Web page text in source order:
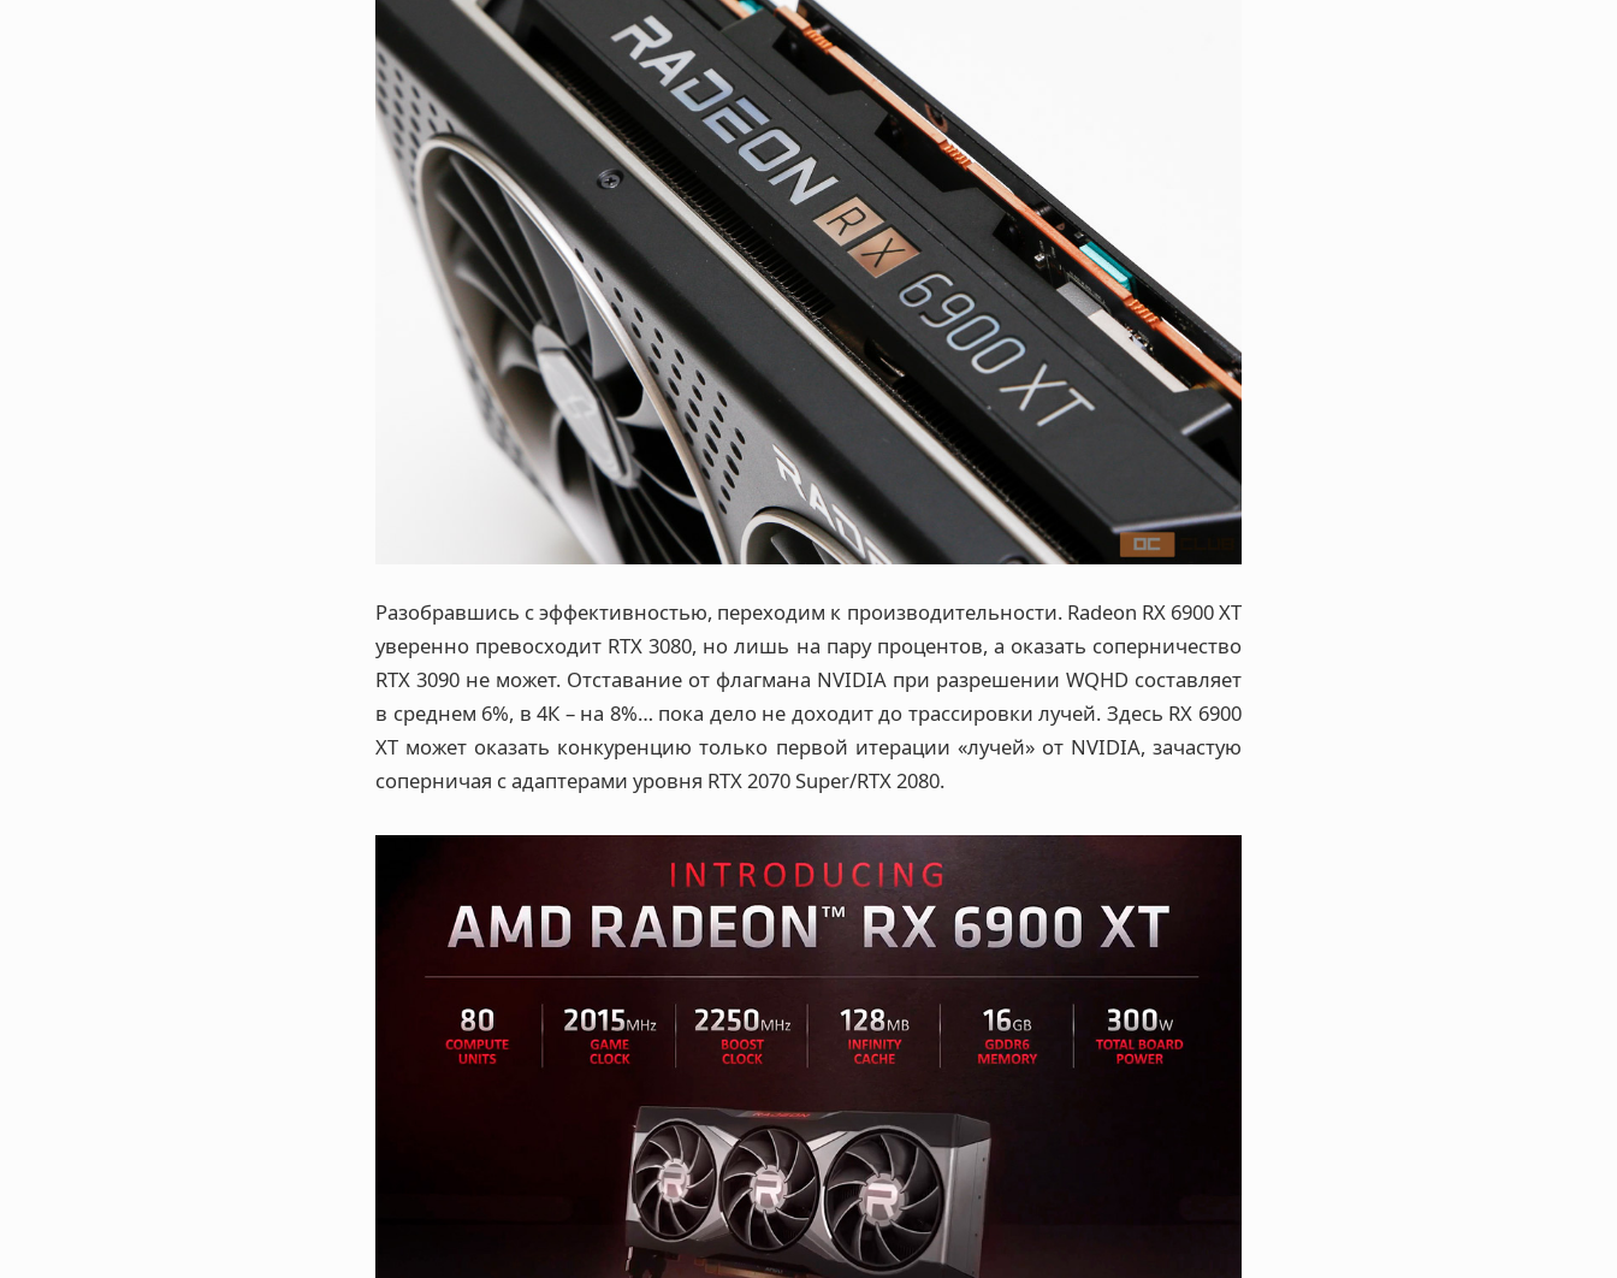
Разобравшись с эффективностью, переходим к производительности. Radeon RX 6900 XT
уверенно превосходит RTX 3080, но лишь на пару процентов, а оказать соперничество
RTX 3090 не может. Отставание от флагмана NVIDIA при разрешении WQHD составляет
в среднем 6%, в 4К – на 8%… пока дело не доходит до трассировки лучей. Здесь RX 6900
XT может оказать конкуренцию только первой итерации «лучей» от NVIDIA, зачастую
соперничая с адаптерами уровня RTX 2070 Super/RTX 2080.